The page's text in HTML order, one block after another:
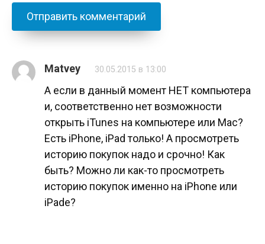
Matvey 30.05.2015 в 13:00
А если в данный момент НЕТ компьютера
и, соответственно нет возможности
открыть iTunes на компьютере или Мас?
Есть iPhone, iPad только! А просмотреть
историю покупок надо и срочно! Как
быть? Можно ли как-то просмотреть
историю покупок именно на iPhone или
iPade?